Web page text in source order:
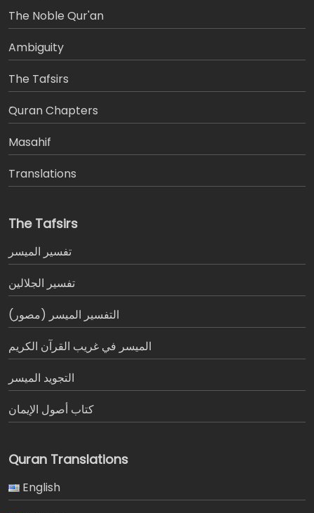
The Noble Qur'an
Ambiguity
The Tafsirs
َQuran Chapters
Masahif
Translations
The Tafsirs
تفسير المیسر
تفسير الجلالين
التفسير الميسر (مصور)
الميسر في غريب القرآن الكريم
التجويد الميسر
كتاب أصول الإيمان
Quran Translations
English